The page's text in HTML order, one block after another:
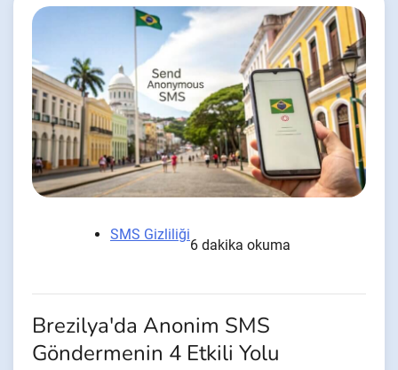
SMS Gizliliği
6 dakika okuma
Brezilya'da Anonim SMS
Göndermenin 4 Etkili Yolu